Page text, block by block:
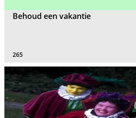
Behoud een vakantie
265